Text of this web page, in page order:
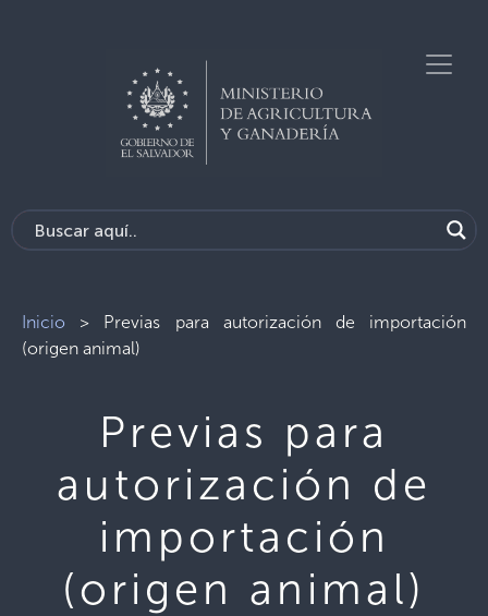
Inicio > Previas para autorización de importación
(origen animal)
Previas para
autorización de
importación
(origen animal)